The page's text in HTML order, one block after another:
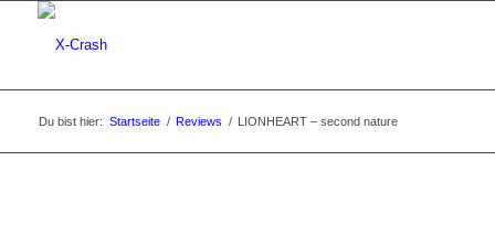
Du bist hier: Startseite / Reviews / LIONHEART – second nature